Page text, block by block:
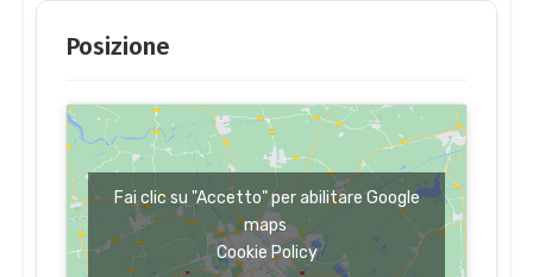
Posizione
Fai clic su "Accetto" per abilitare Google
maps
Cookie Policy